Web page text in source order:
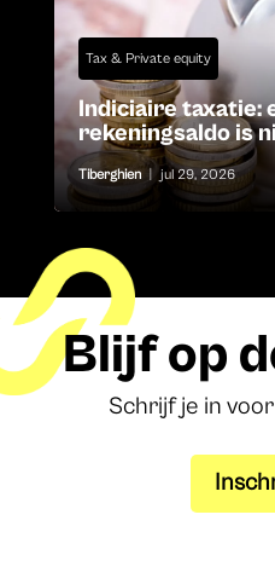
Tax & Private equity
Indiciaire taxatie:
rekeningsaldo is
Tiberghien jul 29, 2026
Blijf op
Schrijf je in